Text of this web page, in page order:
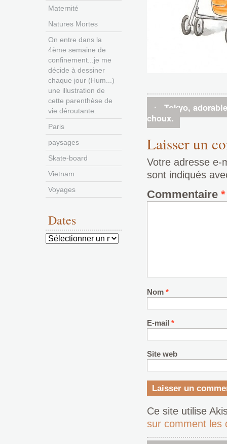
←
Tokyo,
choux.
Laisser un
Votre adresse e-
sont indiqués
Commentaire *
Nom *
E-mail *
Site web
Ce site utilise
sur comment les
Maternité
Natures Mortes
On entre dans la
4ème semaine de
confinement...je me
décide à dessiner
chaque jour (Hum...)
une illustration de
cette parenthèse de
vie déroutante.
Paris
paysages
Skate-board
Vietnam
Voyages
Dates
Dates